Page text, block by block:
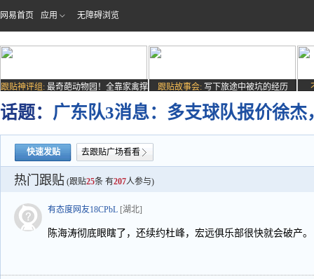
网易首页 应用 无障碍浏览
跟贴神评组: 最奇葩动物园！全靠家禽撑
场子
跟贴故事会: 写下旅途中被坑的经历
话题： 广东队3消息：多支球队报价徐
快速发贴 去跟贴广场看看
热门跟贴 (跟贴25条 有207人参与)
有态度网友18CPbL [湖北]
陈海涛彻底眼瞎了，还续约杜峰，宏远俱乐部很快就会破产。